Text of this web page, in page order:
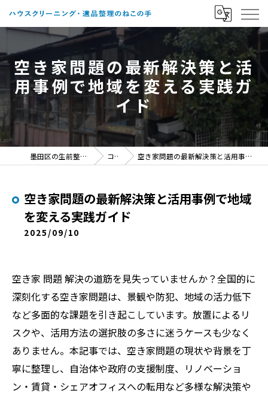
空き家問題の最新解決策と活
用事例で地域を変える実践ガ
イド
墨田区の生前整理ならねこの手 コラム 空き家問題の最新解決策と活用事例で地域を変える実践ガイド
空き家問題の最新解決策と活用事例で地域
を変える実践ガイド
2025/09/10
空き家 問題 解決の道筋を見失っていませんか？全国的に
深刻化する空き家問題は、景観や防犯、地域の活力低下
など多面的な課題を引き起こしています。放置によるリ
スクや、活用方法の選択肢の多さに迷うケースも少なく
ありません。本記事では、空き家問題の現状や背景を丁
寧に整理し、自治体や政府の支援制度、リノベーショ
ン・賃貸・シェアオフィスへの転用など多様な解決策や